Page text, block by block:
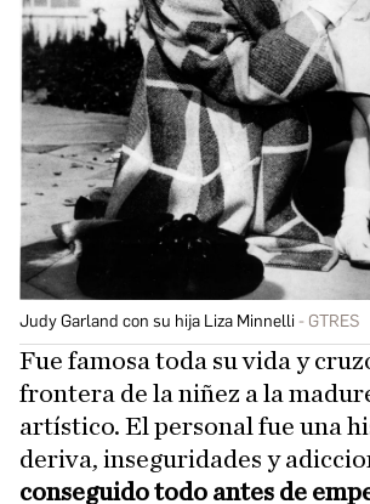
Judy Garland con su hija Liza Minnelli GTRES
Fue famosa toda su vida y
frontera de la niñez a la
artístico. El personal fue una
deriva, inseguridades y
conseguido todo antes de